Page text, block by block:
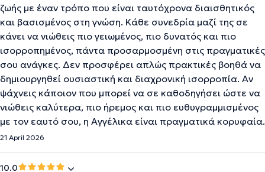
ζωής με έναν τρόπο που είναι ταυτόχρονα διαισθητικός
και βασισμένος στη γνώση. Κάθε συνεδρία μαζί της σε
κάνει να νιώθεις πιο γειωμένος, πιο δυνατός και πιο
ισορροπημένος, πάντα προσαρμοσμένη στις πραγματικές
σου ανάγκες. Δεν προσφέρει απλώς πρακτικές βοηθά να
δημιουργηθεί ουσιαστική και διαχρονική ισορροπία. Αν
ψάχνεις κάποιον που μπορεί να σε καθοδηγήσει ώστε να
νιώθεις καλύτερα, πιο ήρεμος και πιο ευθυγραμμισμένος
με τον εαυτό σου, η Αγγέλικα είναι πραγματικά κορυφαία.
21 April 2026
10.0